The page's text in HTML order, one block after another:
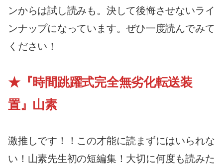
ンからは試し読みも。決して後悔させないライ
ンナップになっています。ぜひ一度読んでみて
ください！
★『時間跳躍式完全無劣化転送装
置』山素
激推しです！！この才能に読まずにはいられな
い！山素先生初の短編集！大切に何度も読みた